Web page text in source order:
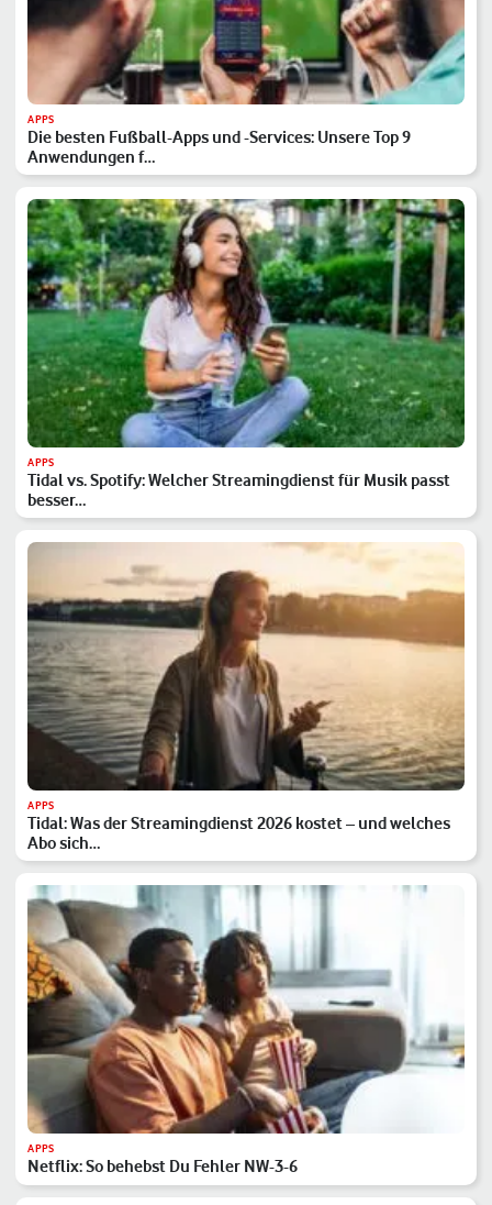
APPS
Die besten Fußball-Apps und -Services: Unsere Top 9
Anwendungen f…
APPS
Tidal vs. Spotify: Welcher Streamingdienst für Musik passt
besser…
APPS
Tidal: Was der Streamingdienst 2026 kostet – und welches
Abo sich…
APPS
Netflix: So behebst Du Fehler NW-3-6